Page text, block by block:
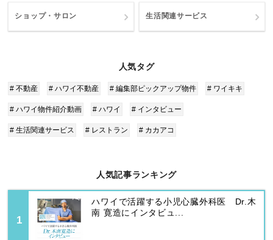
ショップ・サロン 生活関連サービス
人気タグ
# 不動産 # ハワイ不動産 # 編集部ピックアップ物件 # ワイキキ
# ハワイ物件紹介動画 # ハワイ # インタビュー
# 生活関連サービス # レストラン # カカアコ
人気記事ランキング
ハワイで活躍する小児心臓外科医 Dr.木
南 寛造にインタビュ...